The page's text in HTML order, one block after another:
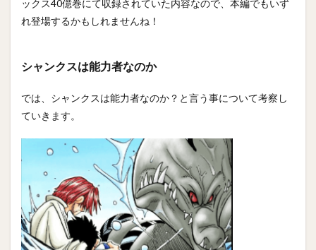
ックス40億巻にて収録されていた内容なので、本編でもいず
れ登場するかもしれませんね！
シャンクスは能力者なのか
では、シャンクスは能力者なのか？と言う事について考察し
ていきます。